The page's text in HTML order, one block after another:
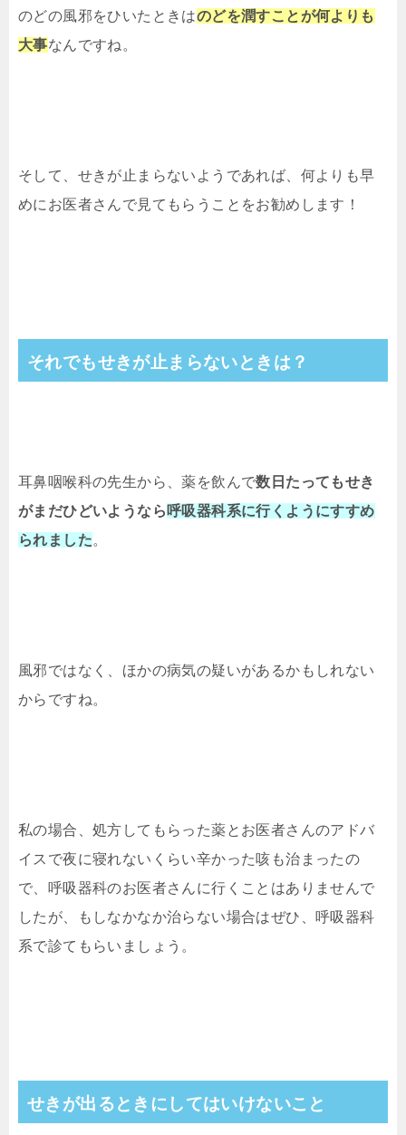
のどの風邪をひいたときはのどを潤すことが何よりも
大事なんですね。
そして、せきが止まらないようであれば、何よりも早
めにお医者さんで見てもらうことをお勧めします！
それでもせきが止まらないときは？
耳鼻咽喉科の先生から、薬を飲んで数日たってもせき
がまだひどいようなら 呼吸器科系に行くようにすすめ
られました。
風邪ではなく、ほかの病気の疑いがあるかもしれない
からですね。
私の場合、処方してもらった薬とお医者さんのアドバ
イスで夜に寝れないくらい辛かった咳も治まったの
で、呼吸器科のお医者さんに行くことはありませんで
したが、もしなかなか治らない場合はぜひ、呼吸器科
系で診てもらいましょう。
せきが出るときにしてはいけないこと